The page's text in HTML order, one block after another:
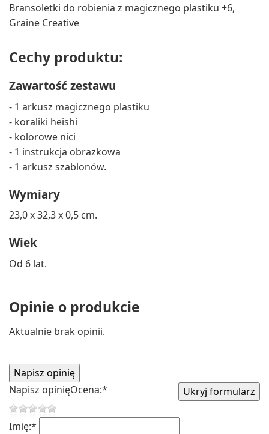
Bransoletki do robienia z magicznego plastiku +6,
Graine Creative
Cechy produktu:
Zawartość zestawu
- 1 arkusz magicznego plastiku
- koraliki heishi
- kolorowe nici
- 1 instrukcja obrazkowa
- 1 arkusz szablonów.
Wymiary
23,0 x 32,3 x 0,5 cm.
Wiek
Od 6 lat.
Opinie o produkcie
Aktualnie brak opinii.
Napisz opinięOcena:*
Imię:*